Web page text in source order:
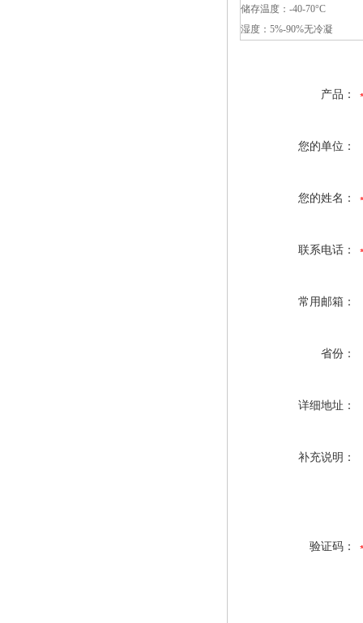
储存温度：-40-70°C
湿度：5%-90%无冷凝
产品：
您的单位：
您的姓名：
联系电话：
常用邮箱：
省份：
详细地址：
补充说明：
验证码：